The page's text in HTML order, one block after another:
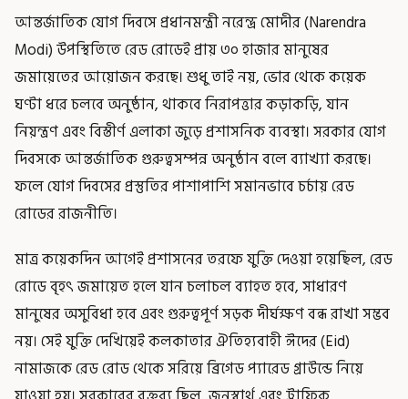
আন্তর্জাতিক যোগ দিবসে প্রধানমন্ত্রী নরেন্দ্র মোদীর (Narendra
Modi) উপস্থিতিতে রেড রোডেই প্রায় ৩০ হাজার মানুষের
জমায়েতের আয়োজন করছে। শুধু তাই নয়, ভোর থেকে কয়েক
ঘণ্টা ধরে চলবে অনুষ্ঠান, থাকবে নিরাপত্তার কড়াকড়ি, যান
নিয়ন্ত্রণ এবং বিস্তীর্ণ এলাকা জুড়ে প্রশাসনিক ব্যবস্থা। সরকার যোগ
দিবসকে আন্তর্জাতিক গুরুত্বসম্পন্ন অনুষ্ঠান বলে ব্যাখ্যা করছে।
ফলে যোগ দিবসের প্রস্তুতির পাশাপাশি সমানভাবে চর্চায় রেড
রোডের রাজনীতি।
মাত্র কয়েকদিন আগেই প্রশাসনের তরফে যুক্তি দেওয়া হয়েছিল, রেড
রোডে বৃহৎ জমায়েত হলে যান চলাচল ব্যাহত হবে, সাধারণ
মানুষের অসুবিধা হবে এবং গুরুত্বপূর্ণ সড়ক দীর্ঘক্ষণ বন্ধ রাখা সম্ভব
নয়। সেই যুক্তি দেখিয়েই কলকাতার ঐতিহ্যবাহী ঈদের (Eid)
নামাজকে রেড রোড থেকে সরিয়ে ব্রিগেড প্যারেড গ্রাউন্ডে নিয়ে